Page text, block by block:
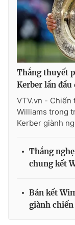
Thắng thuyết
Kerber lần
VTV.vn -
Williams trong
Kerber giành
Thắng
chung kết
Bán kết
giành